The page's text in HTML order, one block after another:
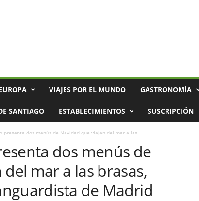
VIAJES POR EL MUNDO GASTRONOMÍA
SANTIAGO ESTABLECIMIENTOS SUSCRIPCIÓN
presenta dos menús de Navidad que viajan del mar a las...
dos menús de
mar a las brasas,
de Madrid